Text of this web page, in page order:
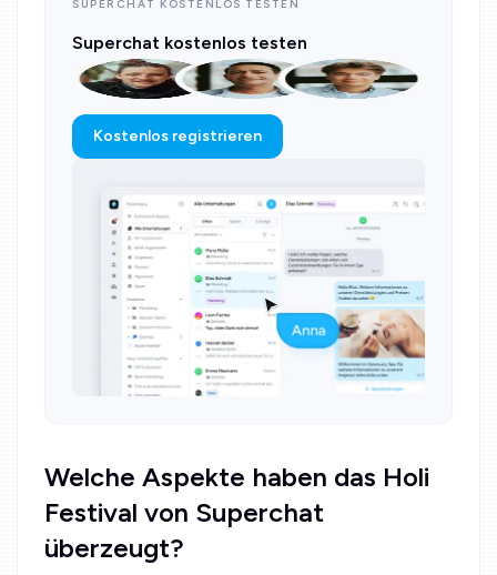
SUPERCHAT KOSTENLOS TESTEN
Superchat kostenlos testen
Kostenlos registrieren
Welche Aspekte haben das Holi
Festival von Superchat
überzeugt?